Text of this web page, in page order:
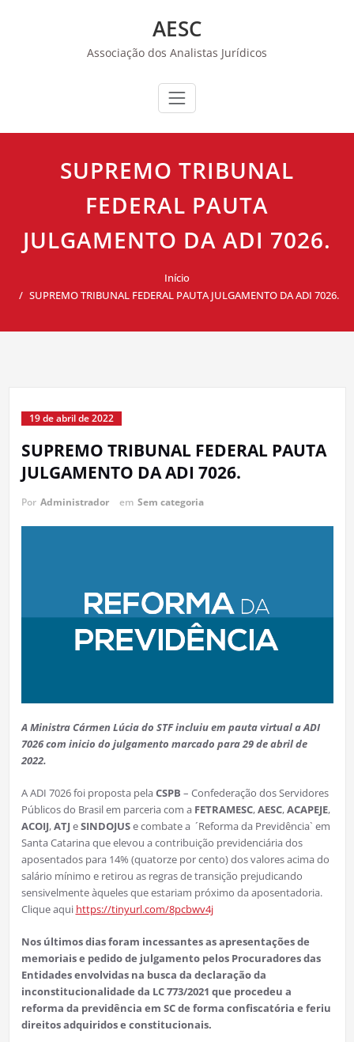
AESC
Associação dos Analistas Jurídicos
SUPREMO TRIBUNAL
FEDERAL PAUTA
JULGAMENTO DA ADI 7026.
Início
SUPREMO TRIBUNAL FEDERAL PAUTA JULGAMENTO DA ADI 7026.
19 de abril de 2022
SUPREMO TRIBUNAL FEDERAL PAUTA
JULGAMENTO DA ADI 7026.
Por Administrador em Sem categoria
A Ministra Cármen Lúcia do STF incluiu em pauta virtual a ADI
7026 com inicio do julgamento marcado para 29 de abril de
2022.
A ADI 7026 foi proposta pelaCSPB – Confederação dos Servidores
Públicos do Brasil em parceria com a FETRAMESC,AESC,ACAPEJE,
ACOIJ,ATJ eSINDOJUSe combate a ´Reforma da Previdência` em
Santa Catarina que elevou a contribuição previdenciária dos
aposentados para 14% (quatorze por cento) dos valores acima do
salário mínimo e retirou as regras de transição prejudicando
sensivelmente àqueles que estariam próximo da aposentadoria.
Clique aqui https://tinyurl.com/8pcbwv4j
Nos últimos dias foram incessantes as apresentações de
memoriais e pedido de julgamento pelos Procuradores das
Entidades envolvidas na busca da declaração da
inconstitucionalidade da LC 773/2021 que procedeu a
reforma da previdência em SC de forma confiscatória e feriu
direitos adquiridos e constitucionais.